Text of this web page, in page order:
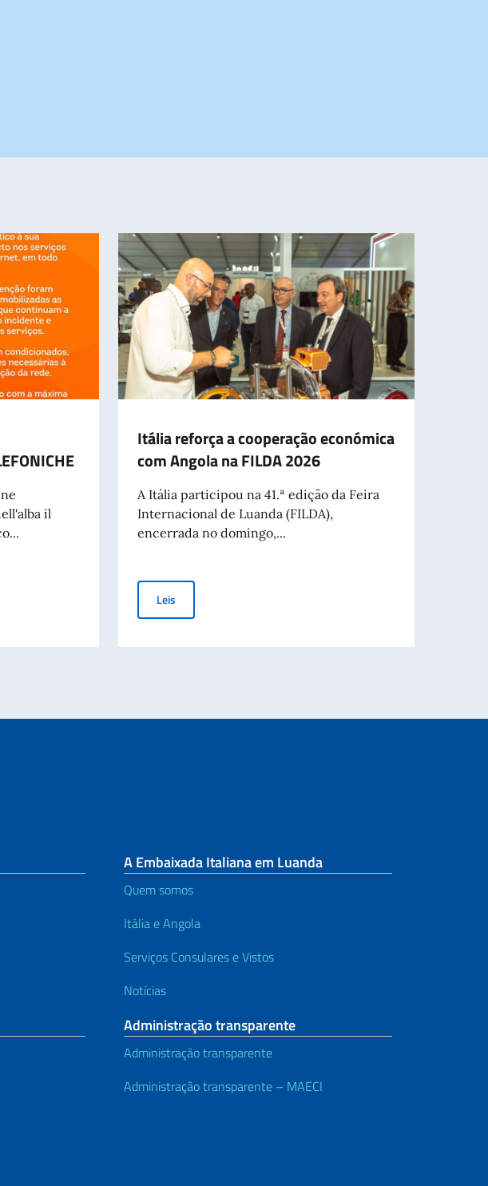
il
LINEE TELEFONICHE
Itália reforça a cooperação económica
com Angola na FILDA 2026
A Itália participou na 41.ª edição da Feira
Internacional de Luanda (FILDA),
encerrada no domingo,...
Leis
A Embaixada Italiana em Luanda
Quem somos
Itália e Angola
Serviços Consulares e Vistos
Notícias
Administração transparente
Administração transparente
Administração transparente – MAECI